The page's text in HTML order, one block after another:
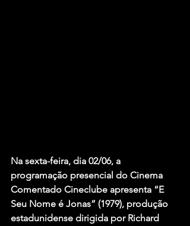
Na sexta-feira, dia 02/06, a
programação presencial do Cinema
Comentado Cineclube apresenta “E
Seu Nome é Jonas” (1979), produção
estadunidense dirigida por Richard